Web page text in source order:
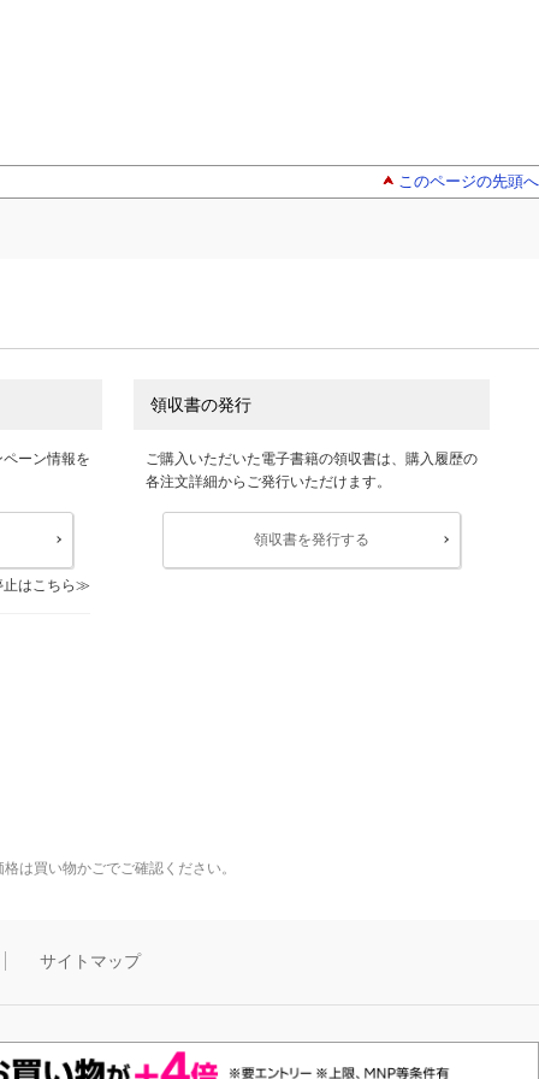
このページの先頭へ
ーン情報を
はこちら
領収書の発行
ご購入いただいた電子書籍の領収書は、購入履歴の
各注文詳細からご発行いただけます。
領収書を発行する
は買い物かごでご確認ください。
サイトマップ